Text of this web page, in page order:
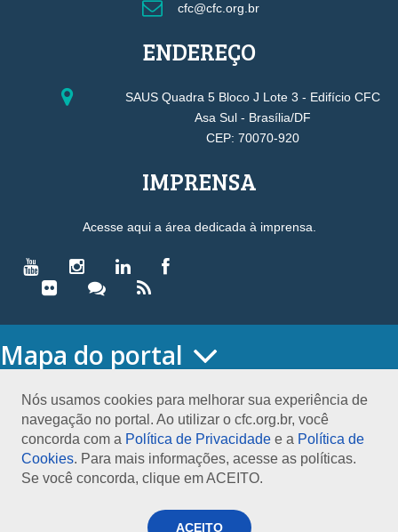
Nós usamos cookies para melhorar sua experiência de
navegação no portal. Ao utilizar o cfc.org.br, você
concorda com a Política de Privacidade e a Política de
Cookies. Para mais informações, acesse as políticas.
Se você concorda, clique em ACEITO.
ACEITO
cfc@cfc.org.br
ENDEREÇO
SAUS Quadra 5 Bloco J Lote 3 - Edifício CFC
Asa Sul - Brasília/DF
CEP: 70070-920
IMPRENSA
Acesse aqui a área dedicada à imprensa.
Mapa do portal
O CONSELHO
Conselho Diretor
Nossa Sede
Planejamento
Organograma
Presidentes do CFC – Gestões anteriores